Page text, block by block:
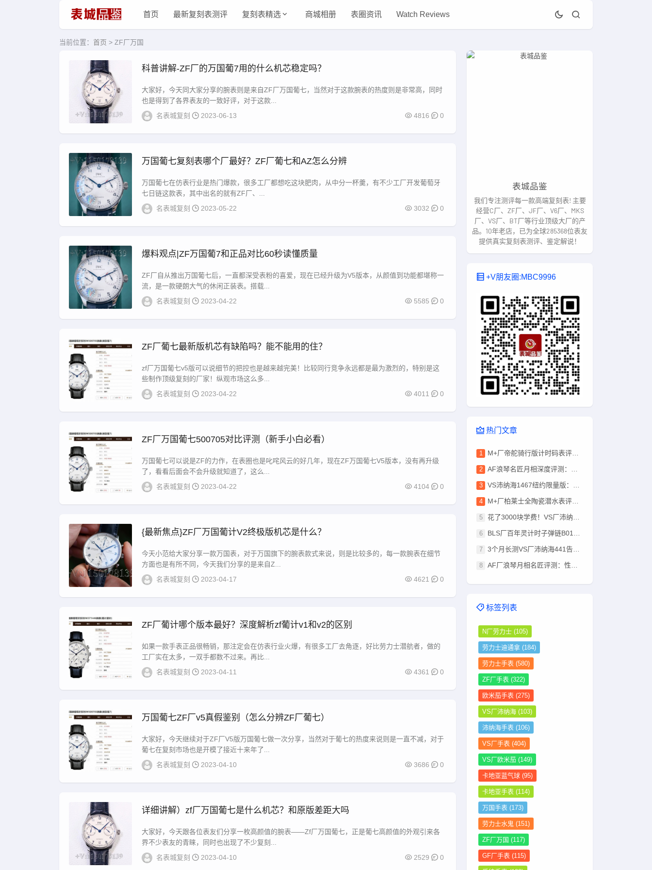
首页 最新复刻表测评 复刻表精选 商城相册 表圈资讯 Watch Reviews
当前位置： 首页 > ZF厂万国
科普讲解-ZF厂的万国葡7用的什么机芯稳定吗？
大家好，今天同大家分享的腕表则是来自ZF厂万国葡七，当然对于这款腕表的热度则是非常高，同时
也是得到了各界表友的一致好评，对于这款...
名表城复刻
2023-06-13 4816 0
万国葡七复刻表哪个厂最好？ZF厂葡七和AZ怎么分辨
万国葡七在仿表行业是热门爆款，很多工厂都想吃这块肥肉，从中分一杯羹，有不少工厂开发葡萄牙
七日链这款表，其中出名的就有ZF厂、...
名表城复刻
2023-05-22 3032 0
爆料观点|ZF万国葡7和正品对比60秒读懂质量
ZF厂自从推出万国葡七后，一直都深受表粉的喜爱，现在已经升级为V5版本，从颜值到功能都堪称一
流，是一款硬朗大气的休闲正装表。搭载...
名表城复刻
2023-04-22 5585 0
ZF厂葡七最新版机芯有缺陷吗？能不能用的住？
zf厂万国葡七v5版可以说细节的把控也是越来越完美！比较同行竞争永远都是最为激烈的，特别是这
些制作顶级复刻的厂家！纵观市场这么多...
名表城复刻
2023-04-22 4011 0
ZF厂万国葡七500705对比评测（新手小白必看）
万国葡七可以说是ZF的力作，在表圈也是叱咤风云的好几年，现在ZF万国葡七V5版本，没有再升级
了，看看后面会不会升级就知道了，这么...
名表城复刻
2023-04-22 4104 0
{最新焦点}ZF厂万国葡计V2终极版机芯是什么？
今天小范给大家分享一款万国表，对于万国旗下的腕表款式来说，则是比较多的，每一款腕表在细节
方面也是有所不同，今天我们分享的是来自Z...
名表城复刻
2023-04-17 4621 0
ZF厂葡计哪个版本最好？深度解析zf葡计v1和v2的区别
如果一款手表正品很畅销，那注定会在仿表行业火爆，有很多工厂去角逐，好比劳力士潜航者，做的
工厂实在太多，一双手都数不过来。再比...
名表城复刻
2023-04-11 4361 0
万国葡七ZF厂v5真假鉴别（怎么分辨ZF厂葡七）
大家好，今天继续对于ZF厂V5版万国葡七做一次分享，当然对于葡七的热度来说则是一直不减，对于
葡七在复刻市场也是开模了接近十来年了...
名表城复刻
2023-04-10 3686 0
详细讲解）zf厂万国葡七是什么机芯？和原版差距大吗
大家好，今天跟各位表友们分享一枚高颜值的腕表——Zf厂万国葡七，正是葡七高颜值的外观引来各
界不少表友的青睐，同时也出现了不少复刻...
名表城复刻
2023-04-10 2529 0
表城品鉴
我们专注测评每一款高端复刻表! 主要
经营C厂、ZF厂、JF厂、V6厂、MKS
厂、VS厂、BT厂等行业顶级大厂的产
品。10年老店，已为全球285368位表友
提供真实复刻表测评、鉴定解说！
+V朋友圈:MBC9996
热门文章
M+厂帝舵骑行版计时码表评测：复刻版细节做工揭秘
AF浪琴名匠月相深度评测：做工、质感、机芯全解析
VS沛纳海1467纽约限量版：钛壳+独家机芯，值不值入手？
M+厂柏莱士全陶瓷潜水表评测：高颜值+零破绽，值不值得冲？
花了3000块学费！VS厂沛纳海441深度评测，这些坑别再踩了！
BLS厂百年灵计时子弹链B01做工细节与机芯功能
3个月长测VS厂沛纳海441告诉您，值不值入手？
AF厂浪琴月相名匠评测：性价比超越APS？实测揭秘
标签列表
N厂劳力士 (105)
劳力士迪通拿 (184)
劳力士手表 (580)
ZF厂手表 (322)
欧米茄手表 (275)
VS厂沛纳海 (103)
沛纳海手表 (106)
VS厂手表 (404)
VS厂欧米茄 (149)
卡地亚蓝气球 (95)
卡地亚手表 (114)
万国手表 (173)
劳力士水鬼 (151)
ZF厂万国 (117)
GF厂手表 (115)